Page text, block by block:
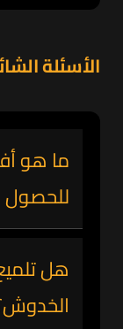
الأسئلة
ما هو
هل